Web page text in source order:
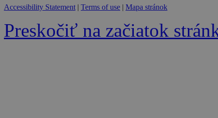
Accessibility Statement | Terms of use | Mapa stránok
Preskočiť na začiatok